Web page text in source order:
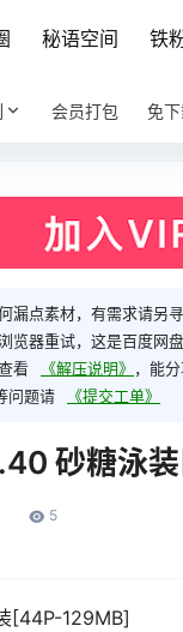
秘语空间 铁
会员打包 免
点素材，有需求请另寻
器重试，这是百度网盘
看
《解压说明》 ，能
问题请
《提交工单》
砂糖泳
5
[44P-129MB]